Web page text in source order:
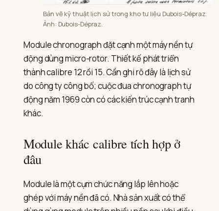
Bản vẽ kỹ thuật lịch sử trong kho tư liệu Dubois-Dépraz.
Ảnh: Dubois-Dépraz.
Module chronograph đặt cạnh một máy nền tự
động dùng micro-rotor. Thiết kế phát triển
thành calibre 12 rồi 15. Cần ghi rõ đây là lịch sử
do công ty công bố; cuộc đua chronograph tự
động năm 1969 còn có các kiến trúc cạnh tranh
khác.
Module khác calibre tích hợp ở
đâu
Module là một cụm chức năng lắp lên hoặc
ghép với máy nền đã có. Nhà sản xuất có thể